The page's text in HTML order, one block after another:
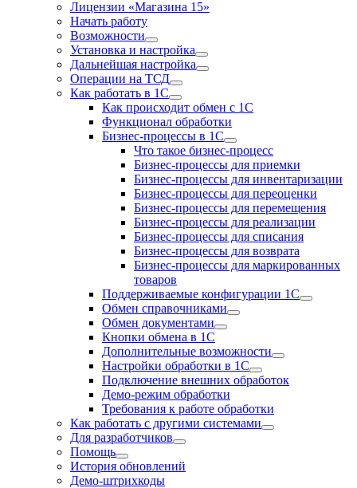
Лицензии «Магазина 15»
Начать работу
Возможности
Установка и настройка
Дальнейшая настройка
Операции на ТСД
Как работать в 1С
Как происходит обмен с 1С
Функционал обработки
Бизнес-процессы в 1С
Что такое бизнес-процесс
Бизнес-процессы для приемки
Бизнес-процессы для инвентаризации
Бизнес-процессы для переоценки
Бизнес-процессы для перемещения
Бизнес-процессы для реализации
Бизнес-процессы для списания
Бизнес-процессы для возврата
Бизнес-процессы для маркированных
товаров
Поддерживаемые конфигурации 1C
Обмен справочниками
Обмен документами
Кнопки обмена в 1С
Дополнительные возможности
Настройки обработки в 1С
Подключение внешних обработок
Демо-режим обработки
Требования к работе обработки
Как работать с другими системами
Для разработчиков
Помощь
История обновлений
Демо-штрихкоды